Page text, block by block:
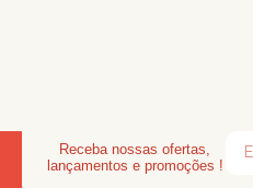
Receba nossas ofertas,
lançamentos e promoções !